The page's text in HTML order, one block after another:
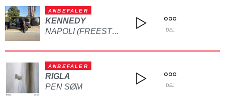
ANBEFALER
KENNEDY
NAPOLI (FREESTYLE) DEL
ANBEFALER
RIGLA
PEN SØM
DEL